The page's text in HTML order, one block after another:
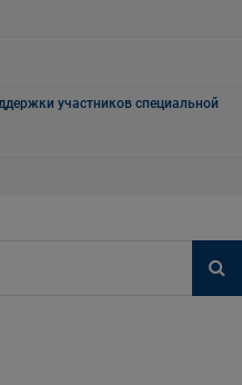
участников специальной